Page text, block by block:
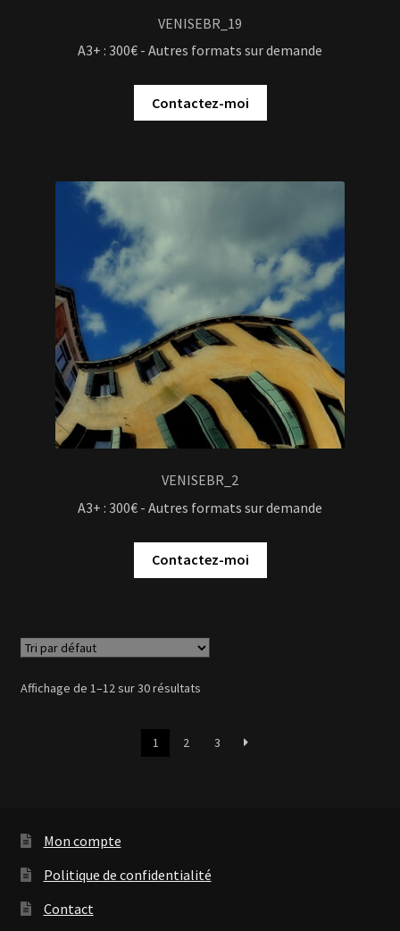
VENISEBR_19
A3+ : 300€ - Autres formats sur demande
Contactez-moi
VENISEBR_2
A3+ : 300€ - Autres formats sur demande
Contactez-moi
Affichage de 1–12 sur 30 résultats
1 2 3
Mon compte
Politique de confidentialité
Contact